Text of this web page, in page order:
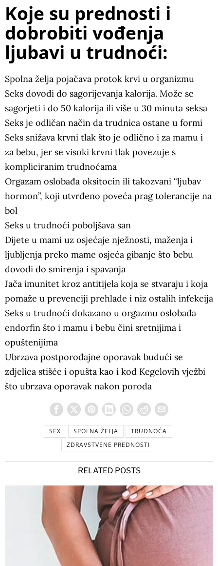
Koje su prednosti i
dobrobiti vođenja
ljubavi u trudnoći:
Spolna želja pojačava protok krvi u organizmu
Seks dovodi do sagorijevanja kalorija. Može se
sagorjeti i do 50 kalorija ili više u 30 minuta seksa
Seks je odličan način da trudnica ostane u formi
Seks snižava krvni tlak što je odlično i za mamu i
za bebu, jer se visoki krvni tlak povezuje s
kompliciranim trudnoćama
Orgazam oslobađa oksitocin ili takozvani “ljubav
hormon”, koji utvrđeno poveća prag tolerancije na
bol
Seks u trudnoći poboljšava san
Dijete u mami uz osjećaje nježnosti, maženja i
ljubljenja preko mame osjeća gibanje što bebu
dovodi do smirenja i spavanja
Jača imunitet kroz antitijela koja se stvaraju i koja
pomaže u prevenciji prehlade i niz ostalih infekcija
Seks u trudnoći dokazano u orgazmu oslobađa
endorfin što i mamu i bebu čini sretnijima i
opuštenijima
Ubrzava postporođajne oporavak budući se
zdjelica stišće i opušta kao i kod Kegelovih vježbi
što ubrzava oporavak nakon poroda
SEX SPOLNA ŽELJA
TRUDNOĆA
ZDRAVSTVENE PREDNOSTI
RELATED POSTS